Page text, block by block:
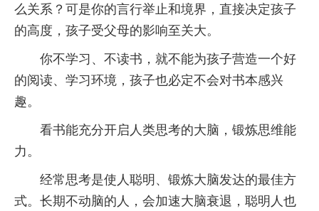
么关系？可是你的言行举止和境界，直接决定孩子
的高度，孩子受父母的影响至关大。
你不学习、不读书，就不能为孩子营造一个好
的阅读、学习环境，孩子也必定不会对书本感兴
趣。
看书能充分开启人类思考的大脑，锻炼思维能
力。
经常思考是使人聪明、锻炼大脑发达的最佳方
式。长期不动脑的人，会加速大脑衰退，聪明人也